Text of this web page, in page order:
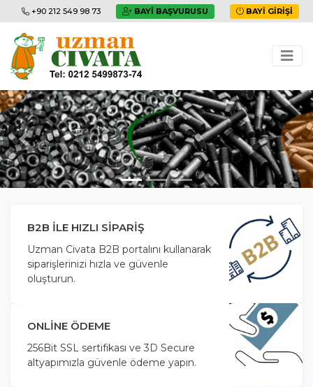
+90 212 549 98 73 BAYI BAŞVURUSU BAYI GIRIŞI
Previous Next
B2B ILE HIZLI SIPARIŞ
Uzman Civata B2B portalını kullanarak
siparişlerinizi hızla ve güvenle
oluşturun.
ONLINE ÖDEME
256Bit SSL sertifikası ve 3D Secure
altyapımızla güvenle ödeme yapın.